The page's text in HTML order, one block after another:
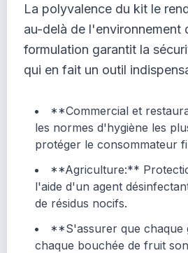
La polyvalence du kit le
au-delà de l'environnement
formulation garantit la
qui en fait un outil
**Commercial et
les normes d'hygiène les
protéger le consommateur
**Agriculture:**
l'aide d'un agent
de résidus nocifs.
**S'assurer que chaque
chaque bouchée de fruit